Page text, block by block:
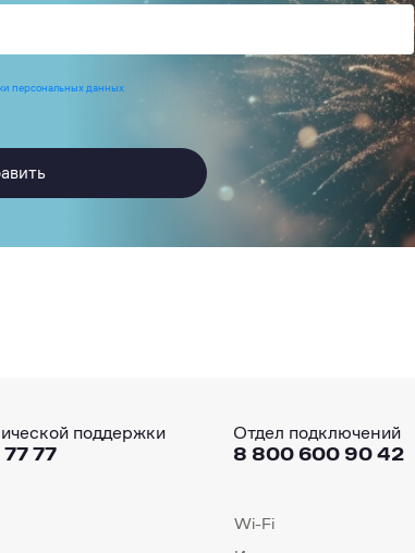
персональных данных
поддержки
77
Отдел подключений
8 800 600 90 42
Wi-Fi